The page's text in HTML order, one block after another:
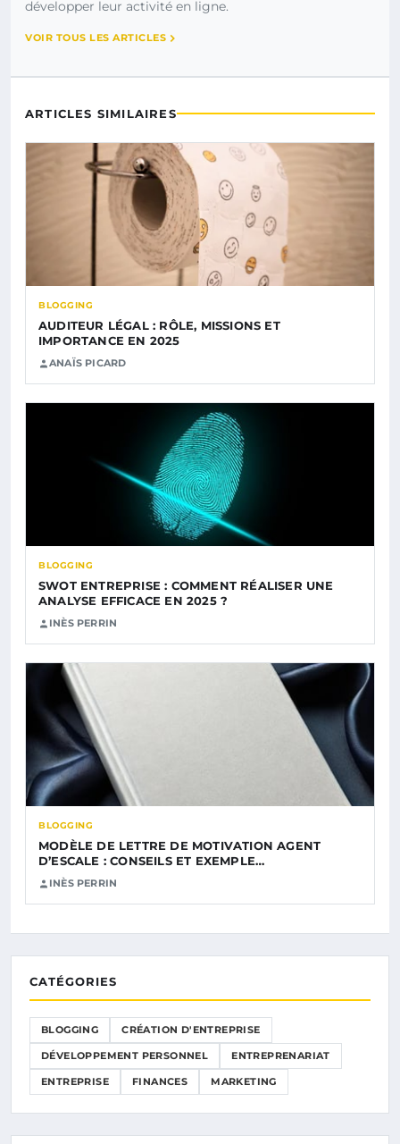
développer leur activité en ligne.
VOIR TOUS LES ARTICLES
ARTICLES SIMILAIRES
BLOGGING
AUDITEUR LÉGAL : RÔLE, MISSIONS ET
IMPORTANCE EN 2025
ANAÏS PICARD
BLOGGING
SWOT ENTREPRISE : COMMENT RÉALISER UNE
ANALYSE EFFICACE EN 2025 ?
INÈS PERRIN
BLOGGING
MODÈLE DE LETTRE DE MOTIVATION AGENT
D’ESCALE : CONSEILS ET EXEMPLE…
INÈS PERRIN
CATÉGORIES
BLOGGING CRÉATION D'ENTREPRISE
DÉVELOPPEMENT PERSONNEL ENTREPRENARIAT
ENTREPRISE FINANCES MARKETING